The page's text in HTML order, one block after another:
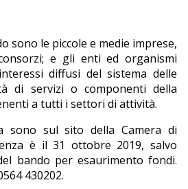
sono le piccole e medie imprese,
e gli enti ed organismi
diffusi del sistema delle
di servizi o componenti della
a tutti i settori di attività.
sono sul sito della Camera di
è il 31 ottobre 2019, salvo
bando per esaurimento fondi.
430202.